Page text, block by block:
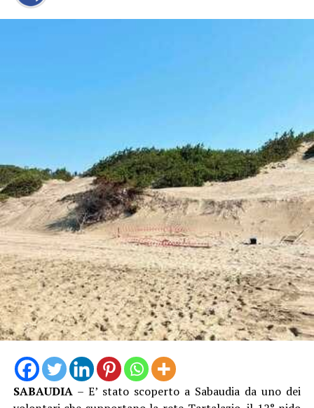
Tra le aree interessate anche Rio Martino, “sul quale
“Quello della difesa della costa – afferma la sindaca
Matilde Celentano – è un impegno strategico per la
nostra amministrazione, perché significa proteggere il
territorio e l’ambiente, risorse fondamentale per lo
L’approvazione del progetto esecutivo e l’avvio delle
procedure per l’affidamento dei lavori rappresentano
un passo concreto verso interventi attesi e necessari. La
SABAUDIA– E’ stato scoperto a Sabaudia da uno dei